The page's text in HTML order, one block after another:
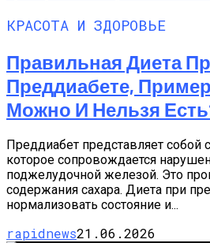
КРАСОТА И ЗДОРОВЬЕ
Правильная Диета
Преддиабете,
Можно И Нельзя
Преддиабет представляет собой
которое сопровождается
поджелудочной железой. Это
содержания сахара. Диета при
нормализовать состояние и...
rapidnews21.06.2026